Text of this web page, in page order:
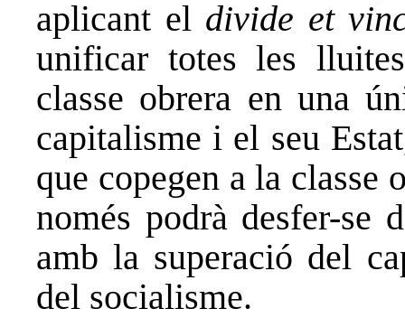
aplicant el divide et
unificar totes les
classe obrera en una
capitalisme i el seu
que copegen a la classe
només podrà desfer-se
amb la superació del
del socialisme.